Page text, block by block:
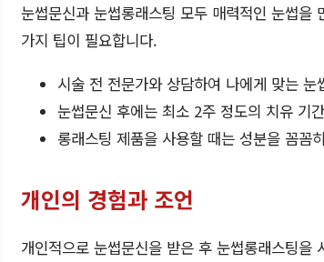
눈썹문신과 눈썹롱래스팅 모두 매력적인 눈썹
가지 팁이 필요합니다.
시술 전 전문가와 상담하여 나에게 맞는
눈썹문신 후에는 최소 2주 정도의 치유 기
롱래스팅 제품을 사용할 때는 성분을 꼼꼼
개인의 경험과 조언
개인적으로 눈썹문신을 받은 후 눈썹롱래스팅